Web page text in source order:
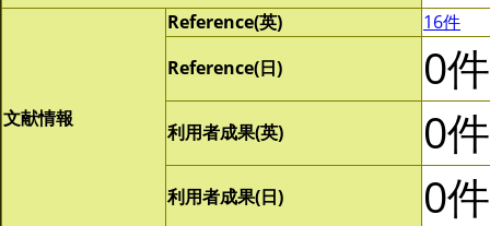
文献情報
Reference(英)
16件
Reference(日)
0件
利用者成果(英) 0件
利用者成果(日) 0件